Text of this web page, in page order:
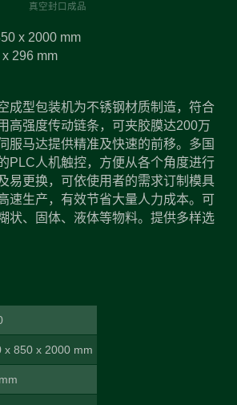
真空封口成品
x 2000 mm
296 mm
成型包装机为不锈钢材质制造，符合
高强度传动链条，可夹胶膜达200万
服马达提供精准及快速的前移。多国
PLC人机触控，方便从各个角度进行
易更换，可依使用者的需求订制模具
速生产，有效节省大量人力成本。可
状、固体、液体等物料。提供多样选
x 850 x 2000 mm